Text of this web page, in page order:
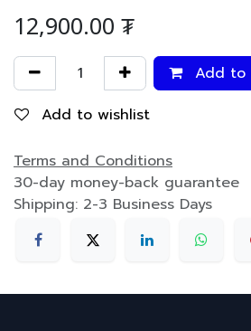
12,900.00₮
Add to
Add to wishlist
Terms and Conditions
30-day money-back guarantee
Shipping: 2-3 Business Days